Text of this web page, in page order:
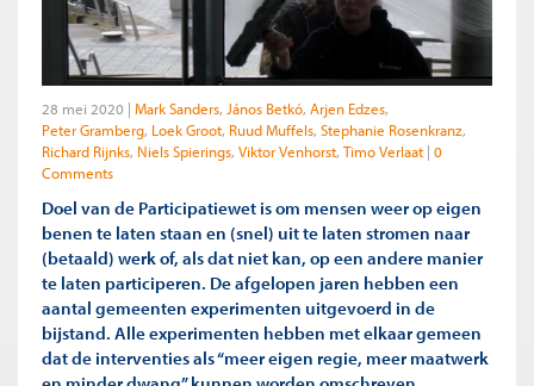
28 mei 2020 Mark Sanders János Betkó Arjen Edzes
Peter Gramberg Loek Groot Ruud Muffels Stephanie Rosenkranz
Richard Rijnks Niels Spierings Viktor Venhorst Timo Verlaat 0
Comments
Doel van de Participatiewet is om mensen weer op eigen
benen te laten staan en (snel) uit te laten stromen naar
(betaald) werk of, als dat niet kan, op een andere manier
te laten participeren. De afgelopen jaren hebben een
aantal gemeenten experimenten uitgevoerd in de
bijstand. Alle experimenten hebben met elkaar gemeen
dat de interventies als “meer eigen regie, meer maatwerk